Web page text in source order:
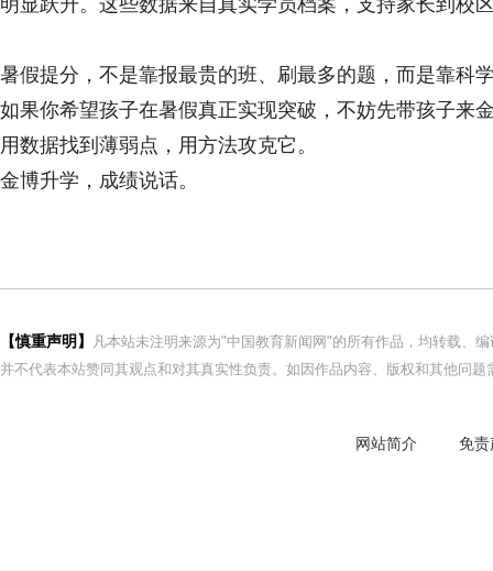
明显跃升。这些数据来自真实学员档案，支持家长到校
暑假提分，不是靠报最贵的班、刷最多的题，而是靠科
如果你希望孩子在暑假真正实现突破，不妨先带孩子来
用数据找到薄弱点，用方法攻克它。
金博升学，成绩说话。
【慎重声明】
凡本站未注明来源为"中国教育新闻网"的所有作品，均转载、
并不代表本站赞同其观点和对其真实性负责。如因作品内容、版权和其他问
网站简介 免责